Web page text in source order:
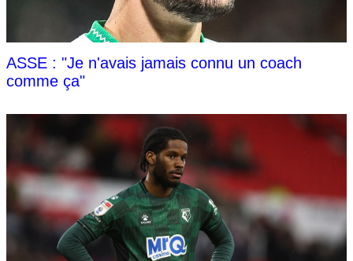
ASSE : "Je n'avais jamais connu un coach
comme ça"